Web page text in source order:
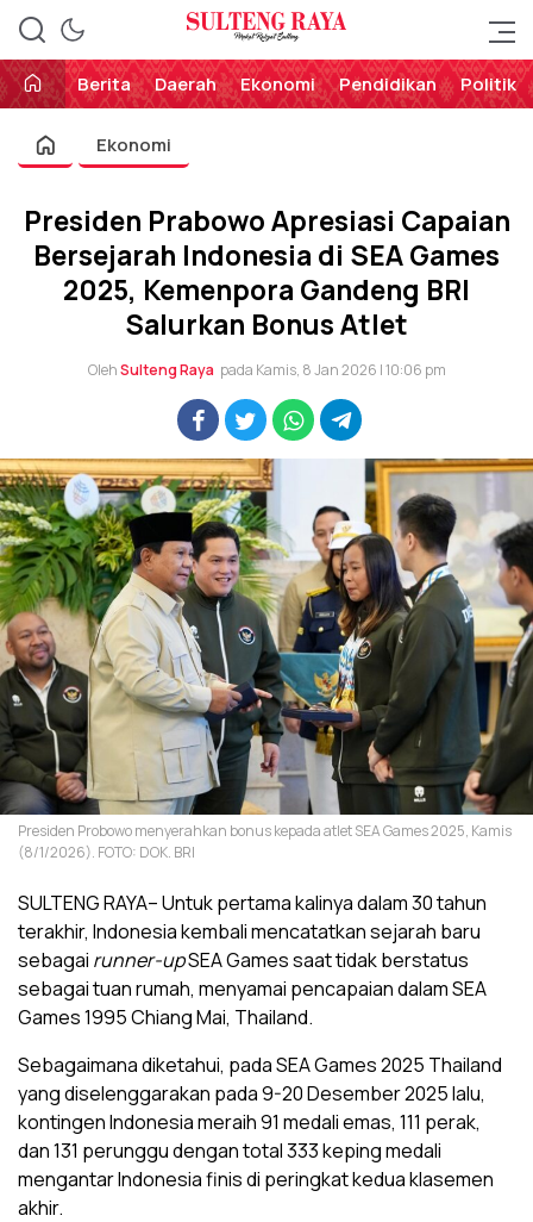
Sulteng Raya
Perekat Rakyat Sulteng
Berita
Daerah Ekonomi Pendidikan Politik
Ekonomi
Presiden Prabowo Apresiasi Capaian
Bersejarah Indonesia di SEA Games
2025, Kemenpora Gandeng BRI
Salurkan Bonus Atlet
OlehSulteng Raya pada Kamis, 8 Jan 2026 | 10:06 pm
Presiden Probowo menyerahkan bonus kepada atlet SEA Games 2025, Kamis
(8/1/2026). FOTO: DOK. BRI
SULTENG RAYA– Untuk pertama kalinya dalam 30 tahun
terakhir, Indonesia kembali mencatatkan sejarah baru
sebagai runner-upSEA Games saat tidak berstatus
sebagai tuan rumah, menyamai pencapaian dalam SEA
Games 1995 Chiang Mai, Thailand.
Sebagaimana diketahui, pada SEA Games 2025 Thailand
yang diselenggarakan pada 9-20 Desember 2025 lalu,
kontingen Indonesia meraih 91 medali emas, 111 perak,
dan 131 perunggu dengan total 333 keping medali
mengantar Indonesia finis di peringkat kedua klasemen
akhir.